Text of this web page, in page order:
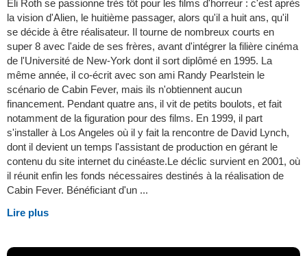
Eli Roth se passionne très tôt pour les films d'horreur : c'est après
la vision d'Alien, le huitième passager, alors qu'il a huit ans, qu'il
se décide à être réalisateur. Il tourne de nombreux courts en
super 8 avec l'aide de ses frères, avant d'intégrer la filière cinéma
de l'Université de New-York dont il sort diplômé en 1995. La
même année, il co-écrit avec son ami Randy Pearlstein le
scénario de Cabin Fever, mais ils n'obtiennent aucun
financement. Pendant quatre ans, il vit de petits boulots, et fait
notamment de la figuration pour des films. En 1999, il part
s'installer à Los Angeles où il y fait la rencontre de David Lynch,
dont il devient un temps l'assistant de production en gérant le
contenu du site internet du cinéaste.Le déclic survient en 2001, où
il réunit enfin les fonds nécessaires destinés à la réalisation de
Cabin Fever. Bénéficiant d'un ...
Lire plus